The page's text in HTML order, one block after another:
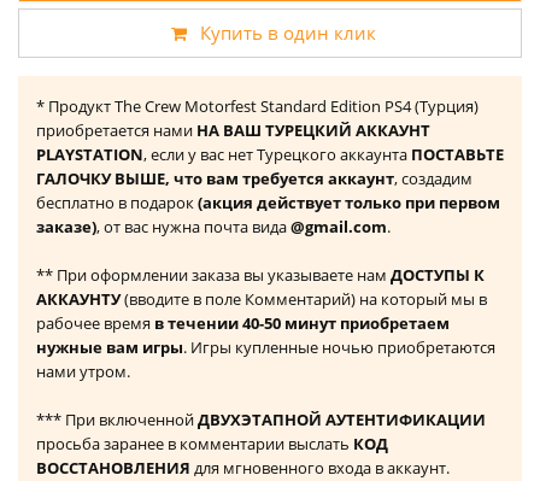
Купить в один клик
* Продукт The Crew Motorfest Standard Edition PS4 (Турция)
приобретается нами НА ВАШ ТУРЕЦКИЙ АККАУНТ
PLAYSTATION, если у вас нет Турецкого аккаунта ПОСТАВЬТЕ
ГАЛОЧКУ ВЫШЕ, что вам требуется аккаунт, создадим
бесплатно в подарок(акция действует только при первом
заказе), от вас нужна почта вида@gmail.com.
** При оформлении заказа вы указываете нам ДОСТУПЫ К
АККАУНТУ(вводите в поле Комментарий) на который мы в
рабочее время в течении 40-50 минут приобретаем
нужные вам игры. Игры купленные ночью приобретаются
нами утром.
*** При включеннойДВУХЭТАПНОЙ АУТЕНТИФИКАЦИИ
просьба заранее в комментарии выслать КОД
ВОССТАНОВЛЕНИЯ для мгновенного входа в аккаунт.